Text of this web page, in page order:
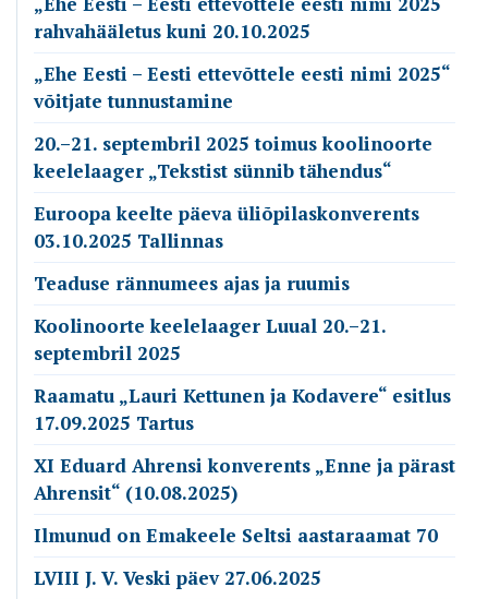
rahvahääletus kuni 20.10.2025
„Ehe Eesti – Eesti ettevõttele eesti nimi 2025“
võitjate tunnustamine
20.–21. septembril 2025 toimus koolinoorte
keelelaager „Tekstist sünnib tähendus“
Euroopa keelte päeva üliõpilaskonverents
03.10.2025 Tallinnas
Teaduse rännumees ajas ja ruumis
Koolinoorte keelelaager Luual 20.–21.
septembril 2025
Raamatu „Lauri Kettunen ja Kodavere“ esitlus
17.09.2025 Tartus
XI Eduard Ahrensi konverents „Enne ja pärast
Ahrensit“ (10.08.2025)
Ilmunud on Emakeele Seltsi aastaraamat 70
LVIII J. V. Veski päev 27.06.2025